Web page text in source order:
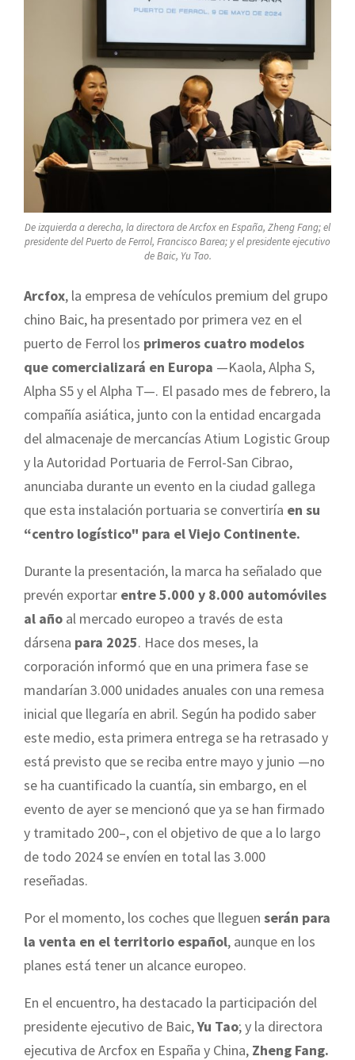
De izquierda a derecha, la directora de Arcfox en España, Zheng Fang; el
presidente del Puerto de Ferrol, Francisco Barea; y el presidente ejecutivo
de Baic, Yu Tao.
Arcfox, la empresa de vehículos premium del grupo
chino Baic, ha presentado por primera vez en el
puerto de Ferrol los primeros cuatro modelos
que comercializará en Europa —Kaola, Alpha S,
Alpha S5 y el Alpha T—. El pasado mes de febrero, la
compañía asiática, junto con la entidad encargada
del almacenaje de mercancías Atium Logistic Group
y la Autoridad Portuaria de Ferrol-San Cibrao,
anunciaba durante un evento en la ciudad gallega
que esta instalación portuaria se convertiría en su
“centro logístico" para el Viejo Continente.
Durante la presentación, la marca ha señalado que
prevén exportar entre 5.000 y 8.000 automóviles
al año al mercado europeo a través de esta
dársena para 2025. Hace dos meses, la
corporación informó que en una primera fase se
mandarían 3.000 unidades anuales con una remesa
inicial que llegaría en abril. Según ha podido saber
este medio, esta primera entrega se ha retrasado y
está previsto que se reciba entre mayo y junio —no
se ha cuantificado la cuantía, sin embargo, en el
evento de ayer se mencionó que ya se han firmado
y tramitado 200–, con el objetivo de que a lo largo
de todo 2024 se envíen en total las 3.000
reseñadas.
Por el momento, los coches que lleguen serán para
la venta en el territorio español, aunque en los
planes está tener un alcance europeo.
En el encuentro, ha destacado la participación del
presidente ejecutivo de Baic,Yu Tao; y la directora
ejecutiva de Arcfox en España y China, Zheng Fang.